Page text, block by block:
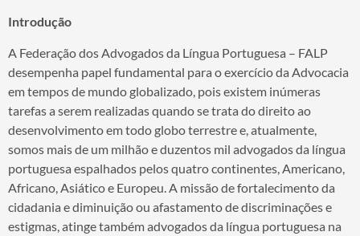
Introdução
A Federação dos Advogados da Língua Portuguesa – FALP
desempenha papel fundamental para o exercício da Advocacia
em tempos de mundo globalizado, pois existem inúmeras
tarefas a serem realizadas quando se trata do direito ao
desenvolvimento em todo globo terrestre e, atualmente,
somos mais de um milhão e duzentos mil advogados da língua
portuguesa espalhados pelos quatro continentes, Americano,
Africano, Asiático e Europeu. A missão de fortalecimento da
cidadania e diminuição ou afastamento de discriminações e
estigmas, atinge também advogados da língua portuguesa na